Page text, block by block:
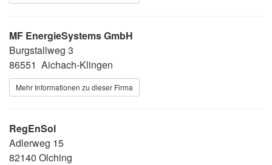
MF EnergieSystems GmbH
Burgstallweg 3
86551 Aichach-Klingen
Mehr Informationen zu dieser Firma
RegEnSol
Adlerweg 15
82140 Olching